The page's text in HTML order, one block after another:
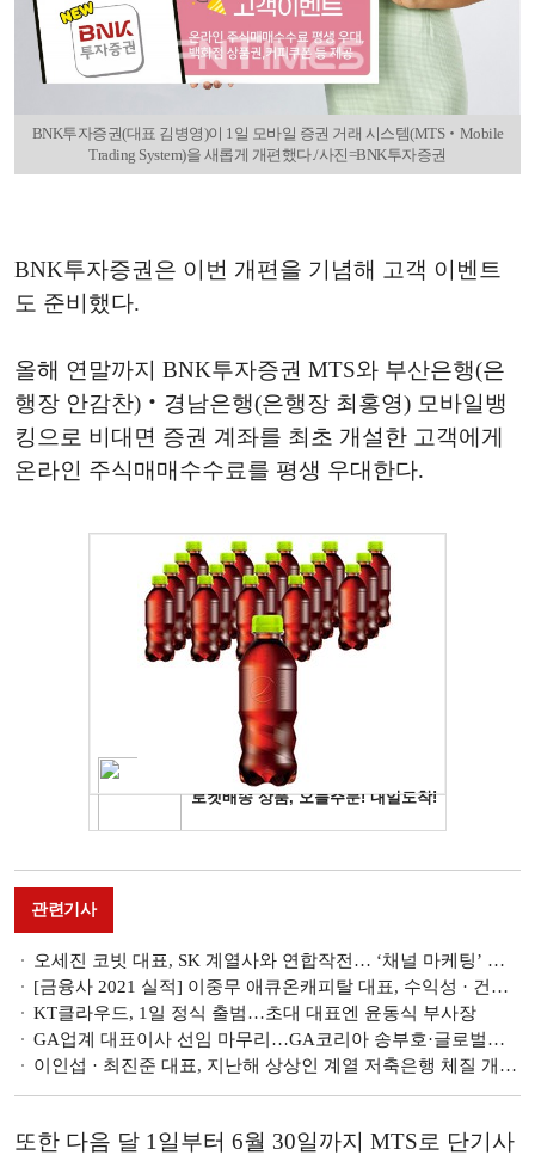
BNK투자증권(대표 김병영)이 1일 모바일 증권 거래 시스템(MTS‧Mobile
Trading System)을 새롭게 개편했다./사진=BNK투자증권
BNK투자증권은 이번 개편을 기념해 고객 이벤트
도 준비했다.
올해 연말까지 BNK투자증권 MTS와 부산은행(은
행장 안감찬)‧경남은행(은행장 최홍영) 모바일뱅
킹으로 비대면 증권 계좌를 최초 개설한 고객에게
온라인 주식매매수수료를 평생 우대한다.
관련기사
오세진 코빗 대표, SK 계열사와 연합작전… ‘채널 마케팅’ 확대
[금융사 2021 실적] 이중무 애큐온캐피탈 대표, 수익성 · 건전성 양호…총자산 1년새 2조 늘어
KT클라우드, 1일 정식 출범…초대 대표엔 윤동식 부사장
GA업계 대표이사 선임 마무리…GA코리아 송부호·글로벌금융판매 김종선
이인섭 · 최진준 대표, 지난해 상상인 계열 저축은행 체질 개선 성과
또한 다음 달 1일부터 6월 30일까지 MTS로 단기사